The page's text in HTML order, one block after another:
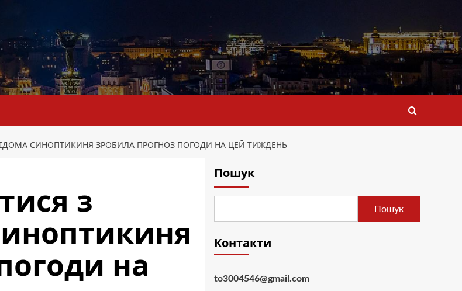
СИНОПТИКИНЯ ЗРОБИЛА ПРОГНОЗ ПОГОДИ НА ЦЕЙ ТИЖДЕНЬ
з
на
Пошук
Пошук
Контакти
to3004546@gmail.com